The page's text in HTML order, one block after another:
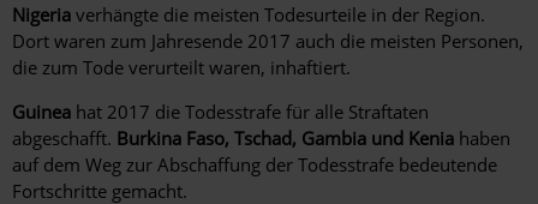
Nigeria verhängte die meisten Todesurteile in der Region.
Dort waren zum Jahresende 2017 auch die meisten Personen,
die zum Tode verurteilt waren, inhaftiert.
Guinea hat 2017 die Todesstrafe für alle Straftaten
abgeschafft. Burkina Faso, Tschad, Gambia und Kenia haben
auf dem Weg zur Abschaffung der Todesstrafe bedeutende
Fortschritte gemacht.